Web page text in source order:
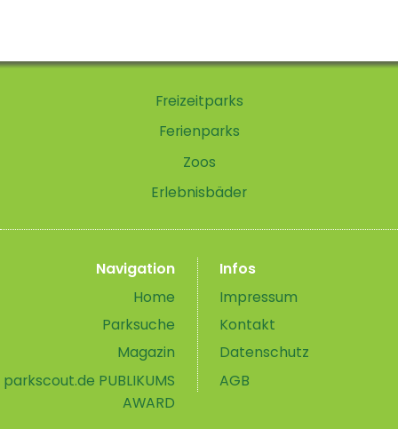
Freizeitparks
Ferienparks
Zoos
Erlebnisbäder
Navigation
Home
Parksuche
Magazin
parkscout.de PUBLIKUMS
AWARD
Infos
Impressum
Kontakt
Datenschutz
AGB